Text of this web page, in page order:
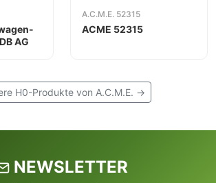
AG
A.C.M.E. 52315
ACME 52315
H0-Produkte von A.C.M.E. →
NEWSLETTER